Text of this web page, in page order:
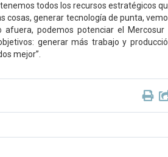
todos los recursos estratégicos
cosas, generar tecnología de punta,
podemos potenciar el Mercosur
generar más trabajo y
mejor”.